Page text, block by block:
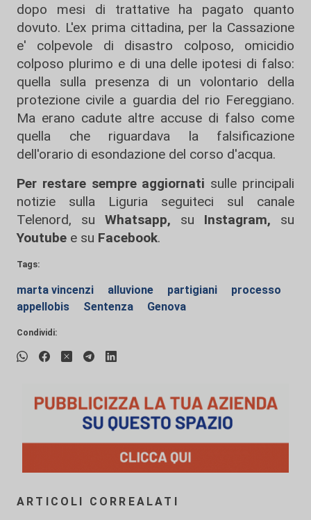
dopo mesi di trattative ha pagato quanto
dovuto. L'ex prima cittadina, per la Cassazione
e' colpevole di disastro colposo, omicidio
colposo plurimo e di una delle ipotesi di falso:
quella sulla presenza di un volontario della
protezione civile a guardia del rio Fereggiano.
Ma erano cadute altre accuse di falso come
quella che riguardava la falsificazione
dell'orario di esondazione del corso d'acqua.
Per restare sempre aggiornati sulle principali
notizie sulla Liguria seguiteci sul canale
Telenord, su
Whatsapp, su Instagram, su
Youtube e su Facebook.
Tags:
marta vincenzi alluvione partigiani
processo
appellobis
Sentenza Genova
Condividi:
ARTICOLI CORREALATI